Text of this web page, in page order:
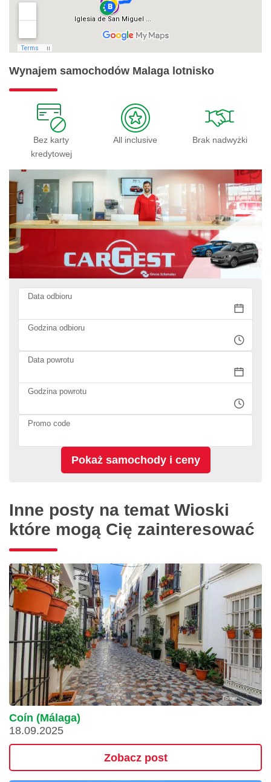
Wynajem samochodów Malaga lotnisko
Bez karty
kredytowej
All inclusive Brak nadwyżki
Data odbioru
Godzina odbioru
Data powrotu
Godzina powrotu
Promo code
Inne posty na temat Wioski
które mogą Cię zainteresować
Coín (Málaga)
18.09.2025
Zobacz post